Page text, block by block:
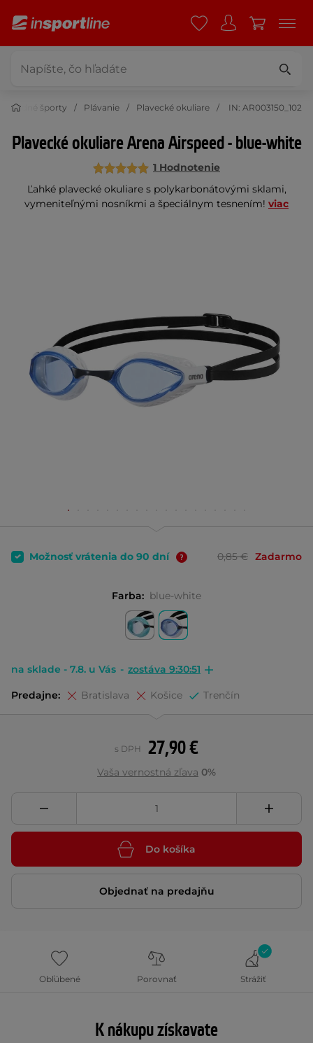
Vodné športy Plávanie Plavecké okuliare IN: AR003150_102
Plavecké okuliare Arena Airspeed - blue-white
1 Hodnotenie
Ľahké plavecké okuliare s polykarbonátovými sklami,
vymeniteľnými nosníkmi a špeciálnym tesnením! viac
Možnosť vrátenia do 90 dní 0,85 € Zadarmo
Farba: blue-white
na sklade - 7.8. u Vás - zostáva 9:30:50
Predajne: Bratislava Košice Trenčín
27,90 €
s DPH
Vaša vernostná zľava 0%
Do košíka
Objednať na predajňu
Obľúbené Porovnať Strážiť
K nákupu získavate